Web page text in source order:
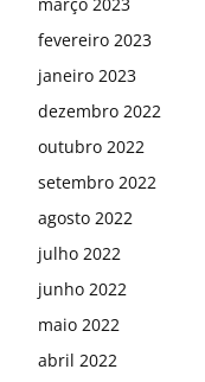
fevereiro 2023
janeiro 2023
dezembro 2022
outubro 2022
setembro 2022
agosto 2022
julho 2022
junho 2022
maio 2022
abril 2022